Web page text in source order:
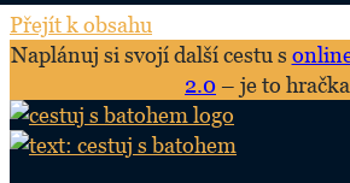
Přejít k obsahu
Naplánuj si svojí další cestu s
2.0 – je to